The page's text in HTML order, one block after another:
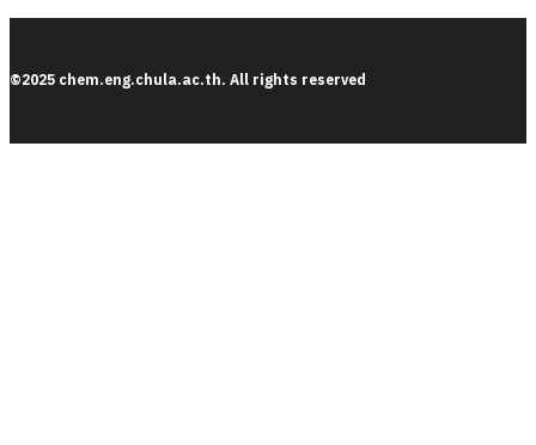
©2025 chem.eng.chula.ac.th. All rights reserved